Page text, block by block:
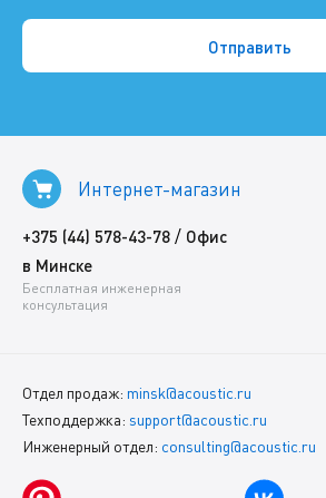
Интернет-магазин
+375 (44) 578-43-78 / Офис
в Минске
Бесплатная инженерная
консультация
Отдел продаж: minsk@acoustic.ru
Техподдержка: support@acoustic.ru
Инженерный отдел: consulting@acoustic.ru